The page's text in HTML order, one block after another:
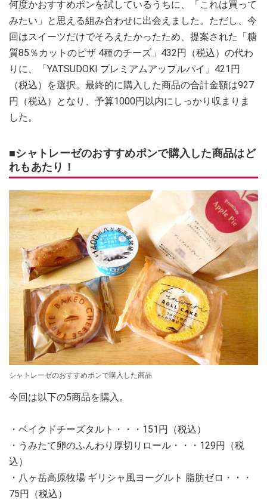
何度かおすすめポンを試しているうちに、「これは買って
みたい」と思える組み合わせに出会えました。ただし、今
回はスイーツだけでそろえたかったため、提案された「糖
質85％カットのピザ 4種のチーズ」432円（税込）の代わ
りに、「YATSUDOKI プレミアムアップルパイ」421円
（税込）を選択。最終的に購入した商品の合計金額は927
円（税込）となり、予算1000円以内にしっかり収まりま
した。
■シャトレーゼのおすすめポンで購入した商品はど
れもあたり！
シャトレーゼのおすすめポンで購入した商品
今回は以下の5商品を購入。
・ベイクドチーズタルト・・・151円（税込）
・うみたて卵のふんわり厚切りロール・・・129円（税
込）
・八ヶ岳高原牧場 ギリシャ風ヨーグルト 脂肪ゼロ・・・
75円（税込）